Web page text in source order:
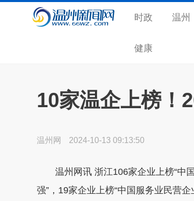
时政 温州
健康
10家温企上榜！
温州网 2024-10-13 09:13:50
温州网讯 浙江106家企业上榜“中
强”，19家企业上榜“中国服务业民营